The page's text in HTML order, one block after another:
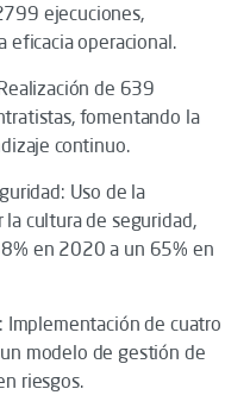
ejecuciones,
eficacia operacional.
de 639
fomentando la
continuo.
Uso de la
la cultura de seguridad,
en 2020 a un 65% en
Implementación de cuatro
modelo de gestión de
riesgos.